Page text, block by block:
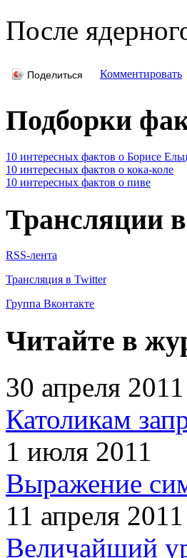
После
Поделиться Комментировать
Подборки
10 интересных фактов о Борисе
10 интересных фактов о кока-коле
10 интересных фактов о пиве
Трансляции
RSS-лента
Трансляция в Twitter
Группа Вконтакте
Читайте в
30 апреля 2011
Католикам
1 июля 2011
Выражение
11 апреля 2011
Величайший